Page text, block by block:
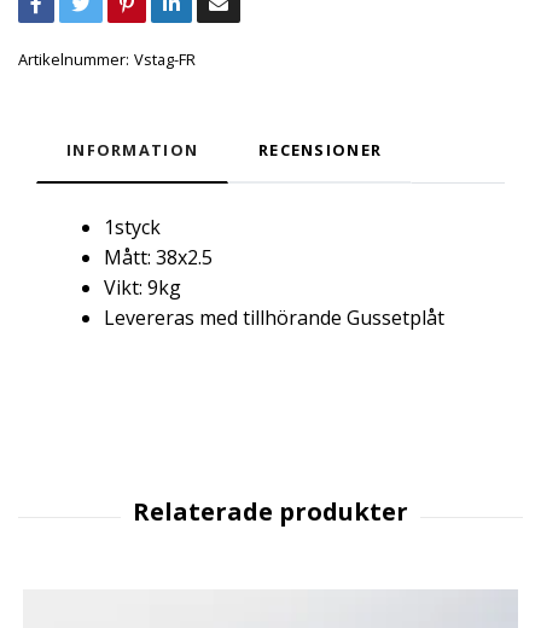
Artikelnummer: Vstag-FR
INFORMATION RECENSIONER
1styck
Mått: 38x2.5
Vikt: 9kg
Levereras med tillhörande Gussetplåt